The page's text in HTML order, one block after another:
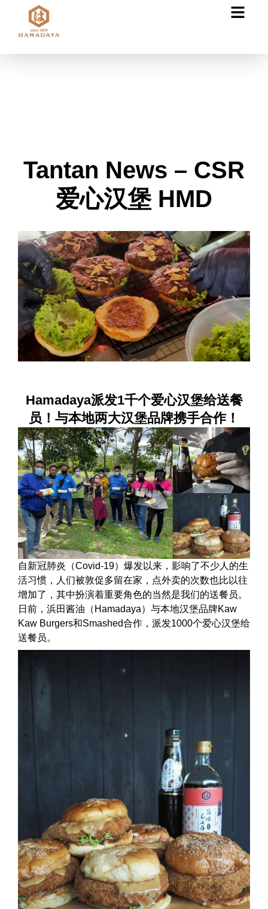
Menu
Tantan News – CSR
爱心汉堡 HMD
Hamadaya派发1千个爱心汉堡给送餐
员！与本地两大汉堡品牌携手合作！
自新冠肺炎（Covid-19）爆发以来，影响了不少人的生
活习惯，人们被敦促多留在家，点外卖的次数也比以往
增加了，其中扮演着重要角色的当然是我们的送餐员。
日前，浜田酱油（Hamadaya）与本地汉堡品牌Kaw
Kaw Burgers和Smashed合作，派发1000个爱心汉堡给
送餐员。